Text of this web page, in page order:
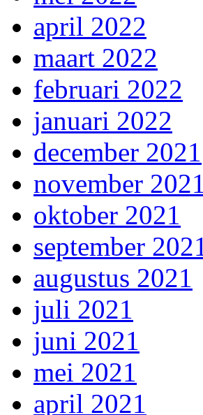
april 2022
maart 2022
februari 2022
januari 2022
december 2021
november 2021
oktober 2021
september 2021
augustus 2021
juli 2021
juni 2021
mei 2021
april 2021